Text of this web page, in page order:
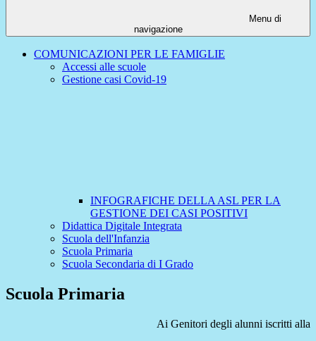
Menu di
navigazione
COMUNICAZIONI PER LE FAMIGLIE
Accessi alle scuole
Gestione casi Covid-19
INFOGRAFICHE DELLA ASL PER LA
GESTIONE DEI CASI POSITIVI
Didattica Digitale Integrata
Scuola dell'Infanzia
Scuola Primaria
Scuola Secondaria di I Grado
Scuola Primaria
Ai Genitori degli alunni iscritti alla